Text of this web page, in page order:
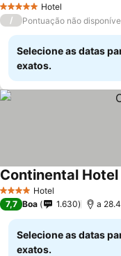
5 Estrelas Hotel
/ Pontuação não
Selecione as datas
exatos.
4 EstrelasHotel
Continental Hotel
7,7 Boa 1.630 a
Selecione as datas
exatos.